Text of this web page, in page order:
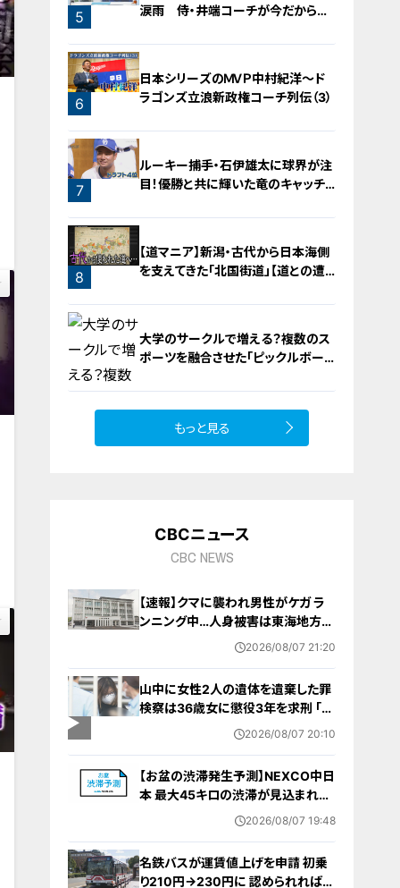
5
涙雨 侍・井端コーチが今だから明
6
日本シリーズのＭＶＰ中村紀洋～ド
ラゴンズ立浪新政権コーチ列伝（3）
7
ルーキー捕手・石伊雄太に球界が注
目！優勝と共に輝いた竜のキャッチャ
8
【道マニア】新潟・古代から日本海側
を支えてきた「北国街道」【道との遭
大学のサークルで増える？複数のス
ポーツを融合させた「ピックルボー
もっと見る
CBCニュース
CBC NEWS
【速報】クマに襲われ男性がケガ ラ
ンニング中…人身被害は東海地方で
今シーズン初めて 岐阜県高山市
2026/08/07 21:20
山中に女性2人の遺体を遺棄した罪
検察は36歳女に懲役3年を求刑 ｢遺
棄時に近くに居続けたこと自体が重
2026/08/07 20:10
【お盆の渋滞発生予測】NEXCO中日
本 最大45キロの渋滞が見込まれる
区間も… 中央道・東名・新東名・東名
2026/08/07 19:48
名鉄バスが運賃値上げを申請 初乗
り210円→230円に 認められれば